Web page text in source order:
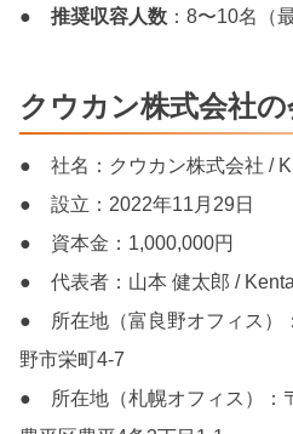
●推奨収容人数 ：8〜10名（
クウカン株式会社
● 社名：クウカン株式会社 /
● 設立：2022年11月29日
● 資本金：1,000,000円
● 代表者：山本 健太郎 /
● 所在地（富良野オフィス）
野市栄町4-7
● 所在地（札幌オフィス）：